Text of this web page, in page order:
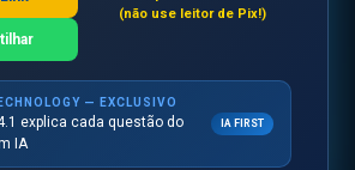
todo o
(não use leitor de Pix!)
— EXCLUSIVO
explica cada questão do
IA
IA FIRST